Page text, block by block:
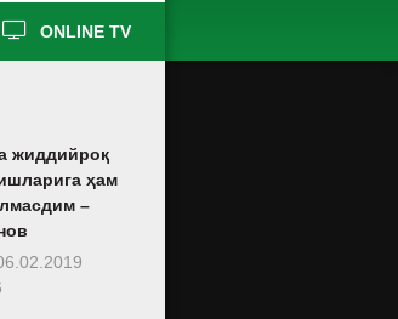
ONLINE TV
жиддийроқ
ҳам
–